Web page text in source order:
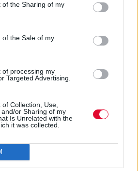
of the Sharing of my
of the Sale of my
of processing my
Targeted Advertising.
Collection, Use,
or Sharing of my
Is Unrelated with the
it was collected.
τα πράγματα είναι σχετικά
Καμεράτα έχει πλέον μια
δισκογραφία. Να αναφέρω
του Christoph Willibald
και του Νικόλαου
Πιο συγκεκριμένα, το
είναι η πρώτη σωζόμενη
δημιουργού (1815). Η
λοιπόν με την έκδοσή της
συνθέτη στο επίκεντρο του
Έπεται η
όπερας
της οποίας το κύρος ως